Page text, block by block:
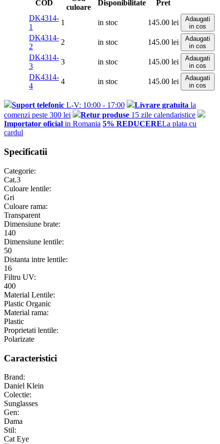
COD
culoare
Disponibilitate
Pret
DK4314-
1
1 in stoc 145.00 lei
Adaugati
in cos
DK4314-
2
2 in stoc 145.00 lei
Adaugati
in cos
DK4314-
3
3 in stoc 145.00 lei
Adaugati
in cos
DK4314-
4
4 in stoc 145.00 lei
Adaugati
in cos
Suport telefonic L-V: 10:00 - 17:00 Livrare gratuita la
comenzi peste 300 lei
Retur produse 15 zile calendaristice
Importator oficial in Romania 5% REDUCERELa plata cu
cardul
Specificatii
Categorie:
Cat.3
Culoare lentile:
Gri
Culoare rama:
Transparent
Dimensiune brate:
140
Dimensiune lentile:
50
Distanta intre lentile:
16
Filtru UV:
400
Material Lentile:
Plastic Organic
Material rama:
Plastic
Proprietati lentile:
Polarizate
Caracteristici
Brand:
Daniel Klein
Colectie:
Sunglasses
Gen:
Dama
Stil:
Cat Eye